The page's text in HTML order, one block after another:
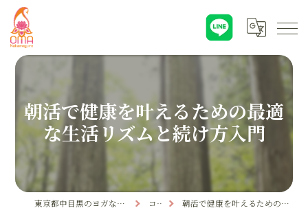
朝活で健康を叶えるための最適
な生活リズムと続け方入門
東京都中目黒のヨガならYoga & Ayurveda OMA コラム 朝活で健康を叶えるための最適な生活リズムと続け方入門